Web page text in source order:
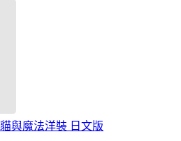
與魔法洋裝 日文版